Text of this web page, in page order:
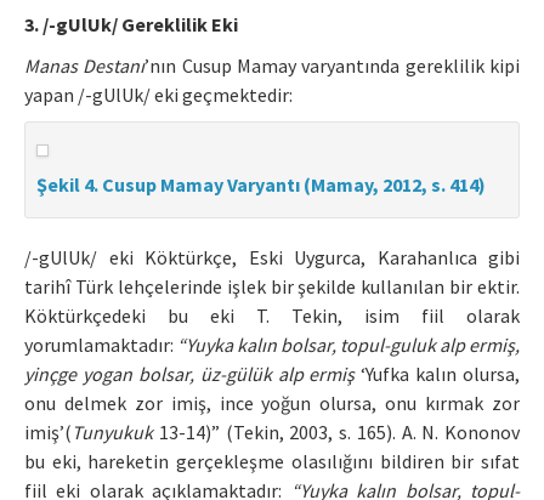
3. /-gUlUk/ Gereklilik Eki
Manas Destanı’nın Cusup Mamay varyantında gereklilik kipi
yapan /-gUlUk/ eki geçmektedir:
Şekil 4. Cusup Mamay Varyantı (Mamay, 2012, s. 414)
/-gUlUk/ eki Köktürkçe, Eski Uygurca, Karahanlıca gibi
tarihî Türk lehçelerinde işlek bir şekilde kullanılan bir ektir.
Köktürkçedeki bu eki T. Tekin, isim fiil olarak
yorumlamaktadır: “Yuyka kalın bolsar, topul-guluk alp ermiş,
yinçge yogan bolsar, üz-gülük alp ermiş‘Yufka kalın olursa,
onu delmek zor imiş, ince yoğun olursa, onu kırmak zor
imiş’( Tunyukuk13-14)” (Tekin, 2003, s. 165). A. N. Kononov
bu eki, hareketin gerçekleşme olasılığını bildiren bir sıfat
fiil eki olarak açıklamaktadır: “Yuyka kalın bolsar, topul-